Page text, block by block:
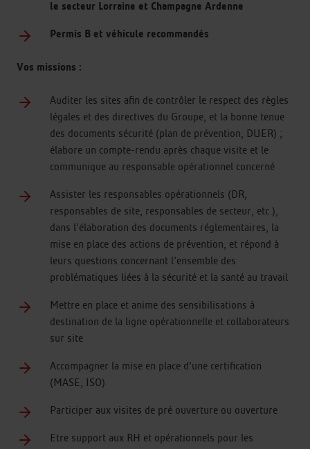
le secteur Lorraine et Champagne Ardenne
Permis B et véhicule recommandés
Vos missions :
Auditer les sites afin de contrôler le respect des règles
légales et des directives du Groupe, et la bonne tenue
des documents sécurité (plan de prévention, DUER) ;
élabore un compte-rendu après chaque visite et le
communique au responsable opérationnel concerné
Assister les responsables opérationnels (DR,
responsables de site, responsables de secteur, etc.),
dans l’élaboration des documents réglementaires, la
mise en place des actions de prévention, et répond à
leurs questions concernant l’ensemble des
problématiques liées à la sécurité et la santé au travail
Mettre en place et anime des sensibilisations à
destination de la ligne opérationnelle et collaborateurs
sur site
Accompagner la mise en place d’une certification
(MASE, ISO)
Participer aux visites de pré ouverture ou ouverture
Etre support aux RH et opérationnels pour les